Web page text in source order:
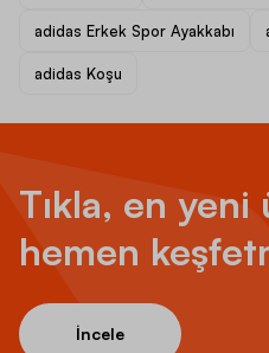
adidas Erkek Spor Ayakkabı
adidas Koşu
Tıkla, en
hemen
İncele